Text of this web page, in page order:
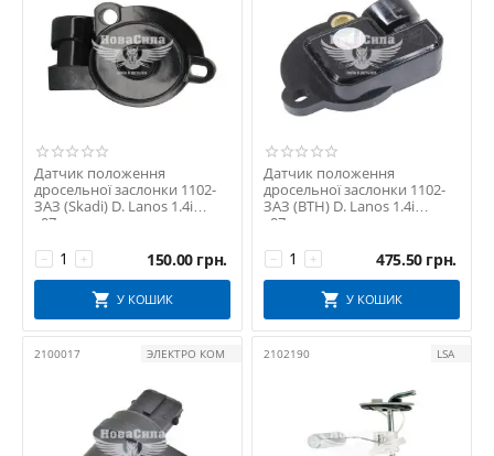
Датчик положення
дросельної заслонки 1102-
ЗАЗ (Skadi) D. Lanos 1.4i
з07р.в.
+
− 150.00 грн.
У КОШИК
Датчик положення
дросельної заслонки 1102-
ЗАЗ (ВТН) D. Lanos 1.4i
з07р.в.
+
− 475.50 грн.
У КОШИК
2100017 ЭЛЕКТРО КОМ 2102190 LSA